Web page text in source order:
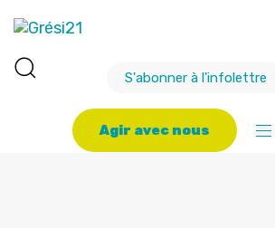
S'abonner à l'infolettre
Agir avec nous